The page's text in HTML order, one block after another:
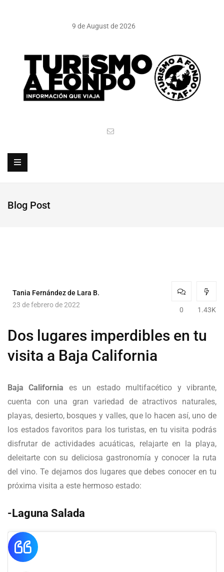
9 de August de 2026
Blog Post
Tania Fernández de Lara B.
23 de febrero de 2022
0 1.43K
Dos lugares imperdibles en tu
visita a Baja California
Baja California es un estado multifacético y vibrante,
cuenta con una gran variedad de atractivos naturales,
playas, desierto, bosques y valles, que lo hacen así, uno de
los estados favoritos para los turistas, en tu visita podrás
disfrutar de actividades acuáticas, relajarte en la playa,
deleitarte con su deliciosa gastronomía y conocer la ruta
del vino. Te dejamos dos lugares que debes conocer en tu
próxima visita a este hermoso estado:
-Laguna Salada